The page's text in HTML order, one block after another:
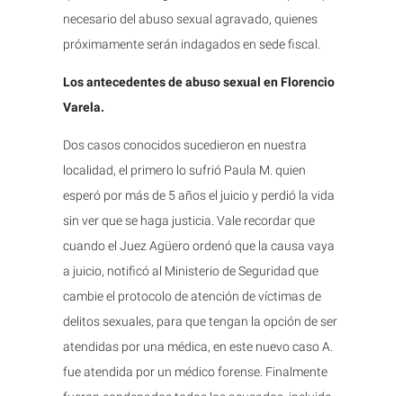
necesario del abuso sexual agravado, quienes
próximamente serán indagados en sede fiscal.
Los antecedentes de abuso sexual en Florencio
Varela.
Dos casos conocidos sucedieron en nuestra
localidad, el primero lo sufrió Paula M. quien
esperó por más de 5 años el juicio y perdió la vida
sin ver que se haga justicia. Vale recordar que
cuando el Juez Agüero ordenó que la causa vaya
a juicio, notificó al Ministerio de Seguridad que
cambie el protocolo de atención de víctimas de
delitos sexuales, para que tengan la opción de ser
atendidas por una médica, en este nuevo caso A.
fue atendida por un médico forense. Finalmente